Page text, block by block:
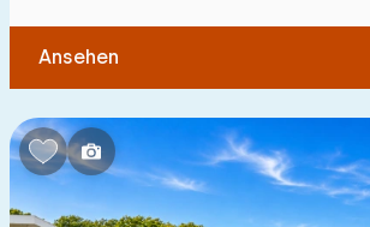
Ansehen